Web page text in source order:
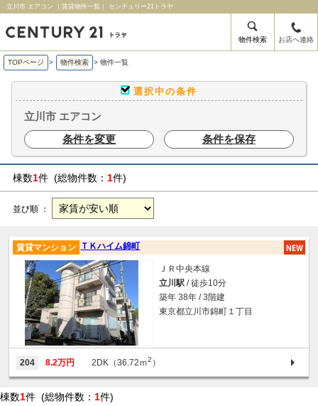
立川市 エアコン ｜賃貸物件一覧｜ センチュリー21トラヤ
物件検索 お店へ連絡
TOPページ > 物件検索 > 物件一覧
選択中の条件
立川市 エアコン
条件を変更
条件を保存
棟数1件 (総物件数： 1件)
並び順 ：
ＴＫハイム錦町
賃貸マンション
ＪＲ中央本線
立川駅 / 徒歩10分
築年 38年 / 3階建
東京都立川市錦町１丁目
204 8.2万円 2DK（36.72ｍ2 ）
棟数1件 (総物件数： 1件)